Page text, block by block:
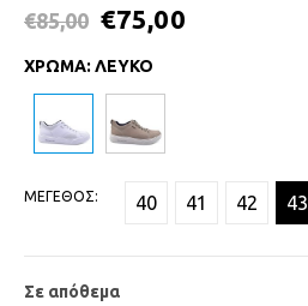
€85,00 €75,00
ΧΡΩΜΑ: ΛΕΥΚΟ
ΜΕΓΕΘΟΣ 40 41 42 43
Σε απόθεμα